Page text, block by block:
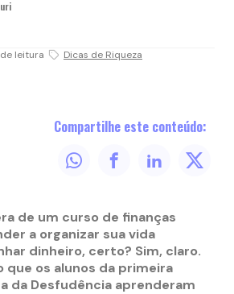
leitura Dicas de Riqueza
Compartilhe este conteúdo:
de um curso de finanças
a organizar sua vida
dinheiro, certo? Sim, claro.
que os alunos da primeira
da Desfudência aprenderam